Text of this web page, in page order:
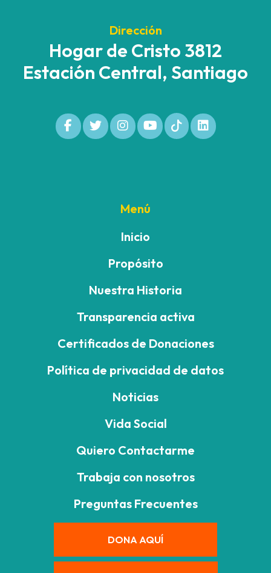
Dirección
Hogar de Cristo 3812
Estación Central, Santiago
Menú
Inicio
Propósito
Nuestra Historia
Transparencia activa
Certificados de Donaciones
Política de privacidad de datos
Noticias
Vida Social
Quiero Contactarme
Trabaja con nosotros
Preguntas Frecuentes
DONA AQUÍ